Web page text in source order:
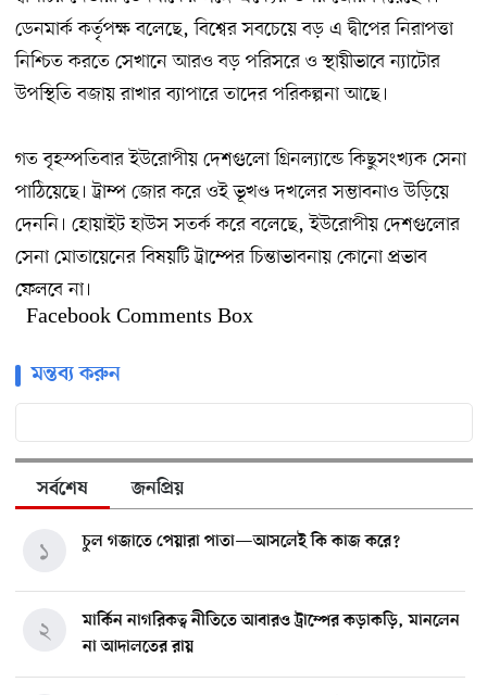
ডেনমার্ক কর্তৃপক্ষ বলেছে, বিশ্বের সবচেয়ে বড় এ দ্বীপের নিরাপত্তা
নিশ্চিত করতে সেখানে আরও বড় পরিসরে ও স্থায়ীভাবে ন্যাটোর
উপস্থিতি বজায় রাখার ব্যাপারে তাদের পরিকল্পনা আছে।
গত বৃহস্পতিবার ইউরোপীয় দেশগুলো গ্রিনল্যান্ডে কিছুসংখ্যক সেনা
পাঠিয়েছে। ট্রাম্প জোর করে ওই ভূখণ্ড দখলের সম্ভাবনাও উড়িয়ে
দেননি। হোয়াইট হাউস সতর্ক করে বলেছে, ইউরোপীয় দেশগুলোর
সেনা মোতায়েনের বিষয়টি ট্রাম্পের চিন্তাভাবনায় কোনো প্রভাব
ফেলবে না।
Facebook Comments Box
মন্তব্য করুন
সর্বশেষ জনপ্রিয়
চুল গজাতে পেয়ারা পাতা—আসলেই কি কাজ করে?
১
মার্কিন নাগরিকত্ব নীতিতে আবারও ট্রাম্পের কড়াকড়ি, মানলেন
না আদালতের রায়
২